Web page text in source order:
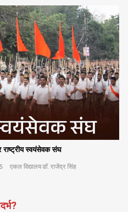
राष्ट्रीय स्वयंसेवक संघ
एकल विद्यालयडॉ. राजेंद्र सिंह